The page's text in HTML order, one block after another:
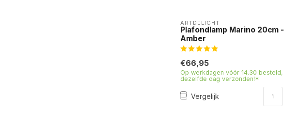
ARTDELIGHT
Plafondlamp Marino 20cm -
Amber
€66,95
Op werkdagen vóór 14.30 besteld,
dezelfde dag verzonden!*
Vergelijk